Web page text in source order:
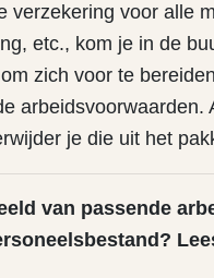
verzekering voor alle
etc., kom je in de
zich voor te
je die uit het
van passende